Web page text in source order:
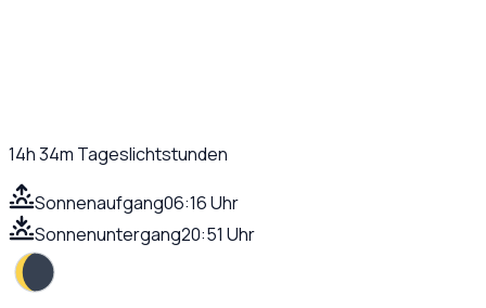
14h 34m Tageslichtstunden
Sonnenaufgang06:16 Uhr
Sonnenuntergang20:51 Uhr